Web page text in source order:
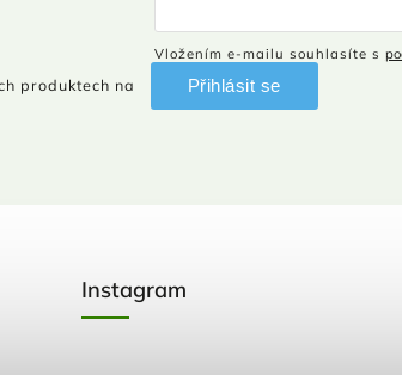
produktech na
Vložením e-mailu souhlasíte s
Přihlásit se
Instagram